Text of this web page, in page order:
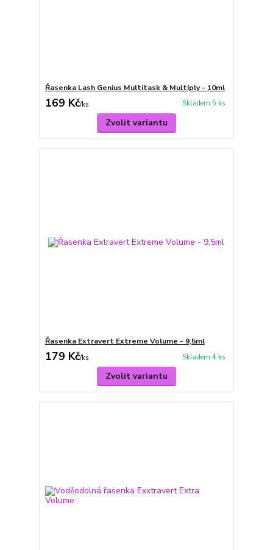
Řasenka Lash Genius Multitask & Multiply - 10ml
169 Kč/ks Skladem 5 ks
Zvolit variantu
Řasenka Extravert Extreme Volume - 9,5ml
179 Kč/ks Skladem 4 ks
Zvolit variantu